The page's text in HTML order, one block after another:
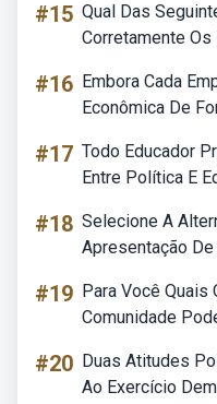
#15 Qual Das
Corretamente
#16 Embora Cada
Econômica De
#17 Todo Educador
Entre Política E
#18 Selecione A
Apresentação
#19 Para Você Quais
Comunidade
#20 Duas Atitudes
Ao Exercício